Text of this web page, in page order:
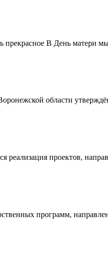
В День матери
области
проектов,
программ,